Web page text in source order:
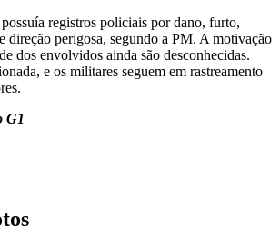
registros policiais por dano, furto,
direção perigosa, segundo a PM. A motivação
dos envolvidos ainda são desconhecidas.
e os militares seguem em rastreamento
G1